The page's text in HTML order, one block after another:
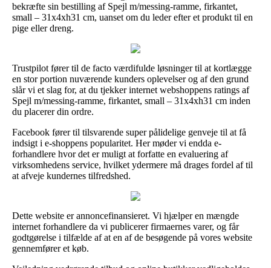
bekræfte sin bestilling af Spejl m/messing-ramme, firkantet,
small – 31x4xh31 cm, uanset om du leder efter et produkt til en
pige eller dreng.
Trustpilot fører til de facto værdifulde løsninger til at kortlægge
en stor portion nuværende kunders oplevelser og af den grund
slår vi et slag for, at du tjekker internet webshoppens ratings af
Spejl m/messing-ramme, firkantet, small – 31x4xh31 cm inden
du placerer din ordre.
Facebook fører til tilsvarende super pålidelige genveje til at få
indsigt i e-shoppens popularitet. Her møder vi endda e-
forhandlere hvor det er muligt at forfatte en evaluering af
virksomhedens service, hvilket ydermere må drages fordel af til
at afveje kundernes tilfredshed.
Dette website er annoncefinansieret. Vi hjælper en mængde
internet forhandlere da vi publicerer firmaernes varer, og får
godtgørelse i tilfælde af at en af de besøgende på vores website
gennemfører et køb.